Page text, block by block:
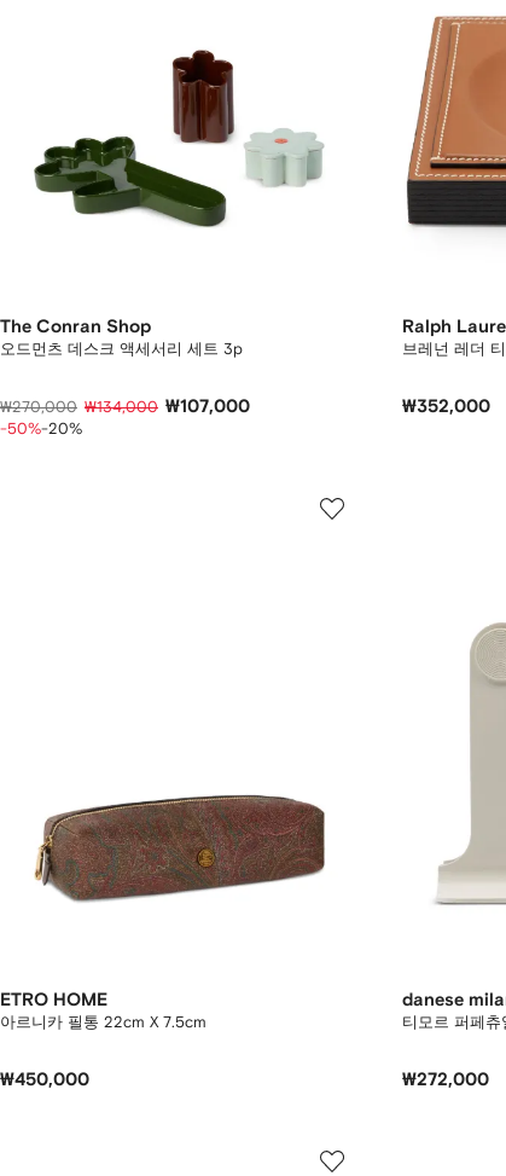
The Conran Shop
오드먼츠 데스크 액세서리 세트 3p
₩270,000 ₩134,000 ₩107,000
-50%-20%
Ralph
브레넌 레더
₩352,000
ETRO HOME
아르니카 필통 22cm X 7.5cm
₩450,000
danese
티모르 퍼페츄
₩272,000